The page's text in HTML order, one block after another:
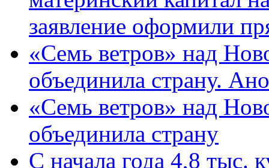
заявление оформили
«Семь ветров» над
объединила страну.
«Семь ветров» над
объединила страну
С начала года 4,8 тыс.